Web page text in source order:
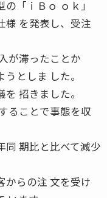
「ｉＢｏ ｏｋ」
様 を発表し、受注
が滞ったことか
としま した。
招きました。
ることで事態を収
同 期比と比べて減少
らの注 文を受け